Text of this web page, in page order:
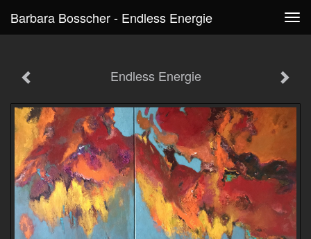
Barbara Bosscher - Endless Energie
Endless Energie